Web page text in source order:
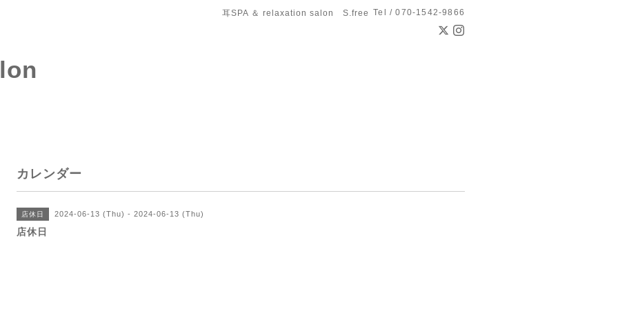
耳SPA ＆ relaxation salon S.free Tel / 070-1542-9866
カレンダー
店休日 2024-06-13 (Thu) - 2024-06-13 (Thu)
店休日